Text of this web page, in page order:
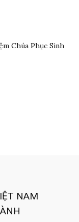
Chúa Phục Sinh
NAM